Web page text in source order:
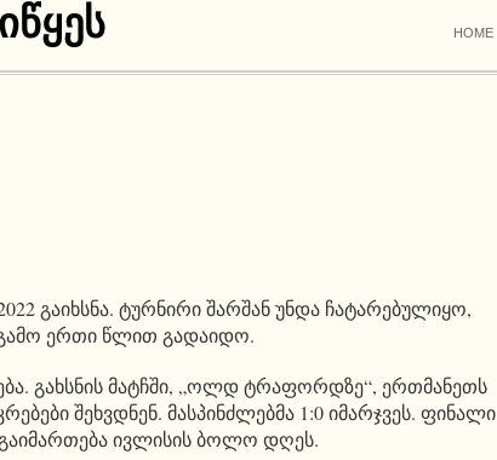
HOME
გაიხსნა. ტურნირი შარშან უნდა ჩატარებულიყო,
ერთი წლით გადაიდო.
გახსნის მატჩში, „ოლდ ტრაფორდზე“, ერთმანეთს
შეხვდნენ. მასპინძლებმა 1:0 იმარჯვეს. ფინალი
ივლისის ბოლო დღეს.